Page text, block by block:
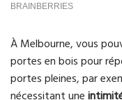
À Melbourne, vous
portes en bois pour
portes pleines, par
nécessitant une